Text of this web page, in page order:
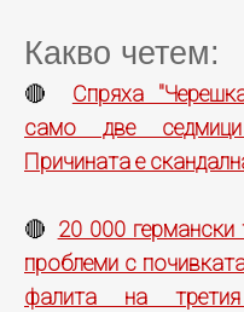
Какво четем:
🔴 Спряха
само две
Причината е
🔴 20 000
проблеми с
фалита на